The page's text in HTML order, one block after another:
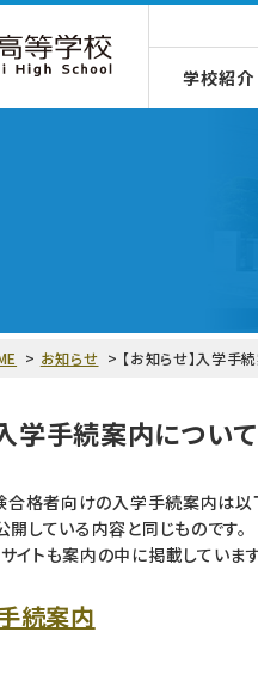
学校紹介
お知らせ 【お知らせ】入学手
入学手続案内について
格者向けの入学手続案内は以
している内容と同じものです。
イトも案内の中に掲載していま
続案内